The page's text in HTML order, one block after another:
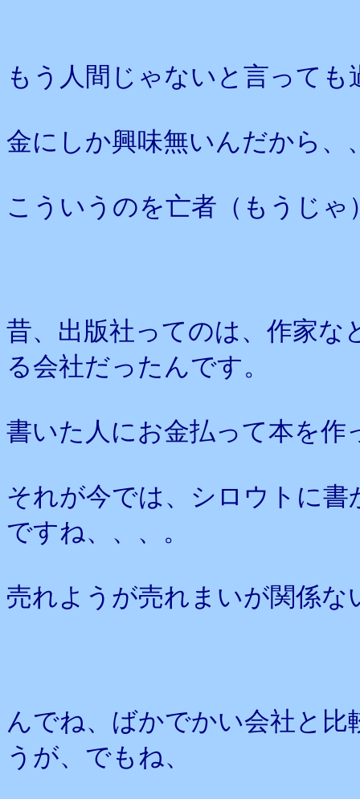
もう人間じゃないと言って
金にしか興味無いんだから、
こういうのを亡者（もうじゃ
昔、出版社ってのは、作家
る会社だったんです。
書いた人にお金払って本を作
それが今では、シロウトに
ですね、、、。
売れようが売れまいが関係な
んでね、ばかでかい会社と
うが、でもね、